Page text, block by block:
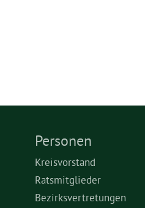
Personen
Kreisvorstand
Ratsmitglieder
Bezirksvertretungen